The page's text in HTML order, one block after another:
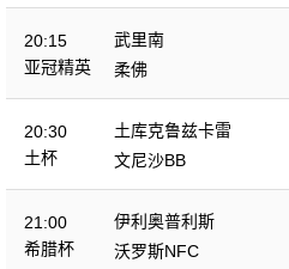
20:15
亚冠精英
武里南
柔佛
20:30
土杯
土库克鲁兹卡雷
文尼沙BB
21:00
希腊杯
伊利奥普利斯
沃罗斯NFC